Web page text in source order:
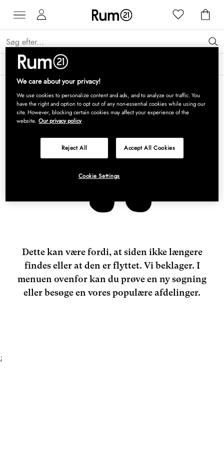
Få 15 % på Grythyttan Stålmöbler* →
Dette kan være fordi, at siden ikke længere
findes eller at den er flyttet. Vi beklager. I
menuen ovenfor kan du prøve en ny søgning
eller besøge en vores populære afdelinger.
;
We care about your privacy!
We use cookies to personalize content and ads, and to analyze our traffic. You
have the right and option to opt out of any non-essential cookies while using our
site. However, blocking certain cookies may affect your experience of the
website. Our privacy policy
Reject All Accept All Cookies
Cookie Settings